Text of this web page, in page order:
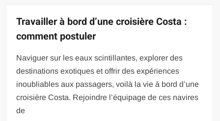
Travailler à bord d’une croisière Costa :
comment postuler
Naviguer sur les eaux scintillantes, explorer des
destinations exotiques et offrir des expériences
inoubliables aux passagers, voilà la vie à bord d’une
croisière Costa. Rejoindre l’équipage de ces navires
de